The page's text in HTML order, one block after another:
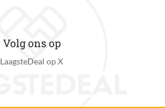
Volg ons op
LaagsteDeal op X